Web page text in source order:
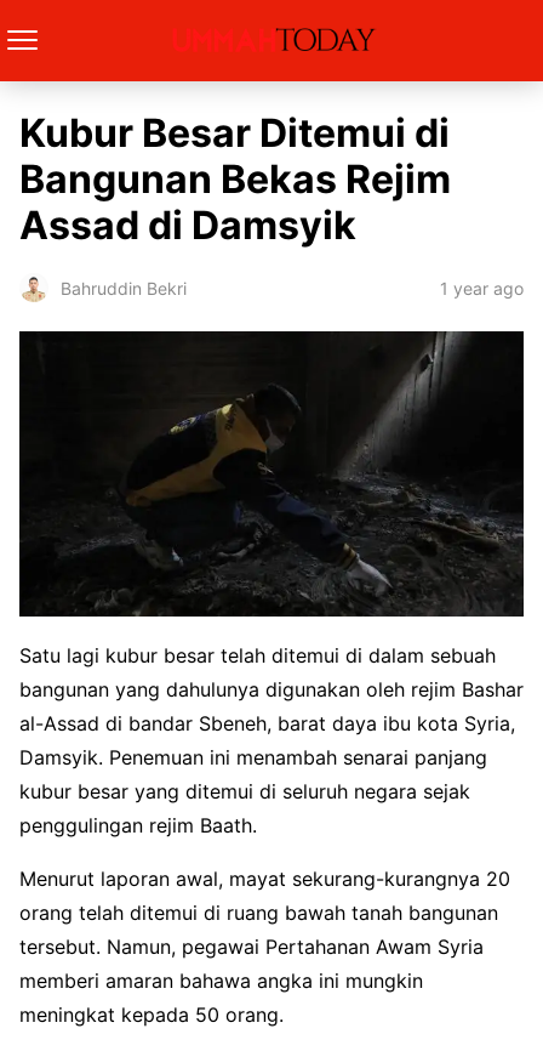
Kubur Besar Ditemui di
Bangunan Bekas Rejim
Assad di Damsyik
Bahruddin Bekri 1 year ago
Satu lagi kubur besar telah ditemui di dalam sebuah
bangunan yang dahulunya digunakan oleh rejim Bashar
al-Assad di bandar Sbeneh, barat daya ibu kota Syria,
Damsyik. Penemuan ini menambah senarai panjang
kubur besar yang ditemui di seluruh negara sejak
penggulingan rejim Baath.
Menurut laporan awal, mayat sekurang-kurangnya 20
orang telah ditemui di ruang bawah tanah bangunan
tersebut. Namun, pegawai Pertahanan Awam Syria
memberi amaran bahawa angka ini mungkin
meningkat kepada 50 orang.